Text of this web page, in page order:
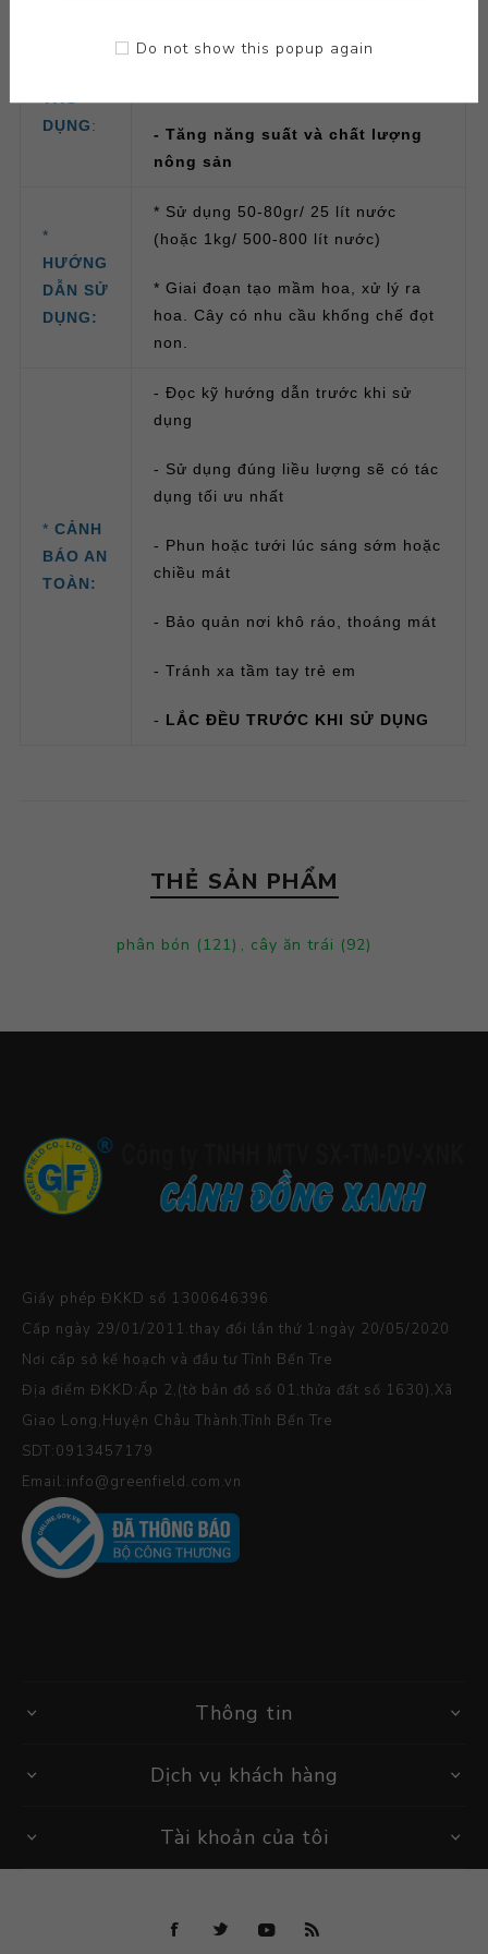
DỤNG:
- Cung cấp đầy đủ, kịp thời dinh
- Tăng năng suất và chất lượng
nông sản
*
HƯỚNG
DẪN SỬ
DỤNG:
* Sử dụng 50-80gr/ 25 lít nước
(hoặc 1kg/ 500-800 lít nước)
* Giai đoạn tạo mầm hoa, xử lý ra
hoa. Cây có nhu cầu khống chế đọt
non.
* CẢNH
BÁO AN
TOÀN:
- Đọc kỹ hướng dẫn trước khi sử
dụng
- Sử dụng đúng liều lượng sẽ có tác
dụng tối ưu nhất
- Phun hoặc tưới lúc sáng sớm hoặc
chiều mát
- Bảo quản nơi khô ráo, thoáng mát
- Tránh xa tầm tay trẻ em
- LẮC ĐỀU TRƯỚC KHI SỬ DỤNG
THẺ SẢN PHẨM
phân bón (121) , cây ăn trái (92)
Giấy phép ĐKKD số 1300646396
Cấp ngày 29/01/2011.thay đổi lần thứ 1:ngày 20/05/2020
Nơi cấp sở kế hoạch và đầu tư Tỉnh Bến Tre
Địa điểm ĐKKD:Ấp 2,(tờ bản đồ số 01,thửa đất số 1630),Xã
Giao Long,Huyện Châu Thành,Tỉnh Bến Tre
SDT:0913457179
Email:info@greenfield.com.vn
Thông tin
Dịch vụ khách hàng
Tài khoản của tôi
Do not show this popup again